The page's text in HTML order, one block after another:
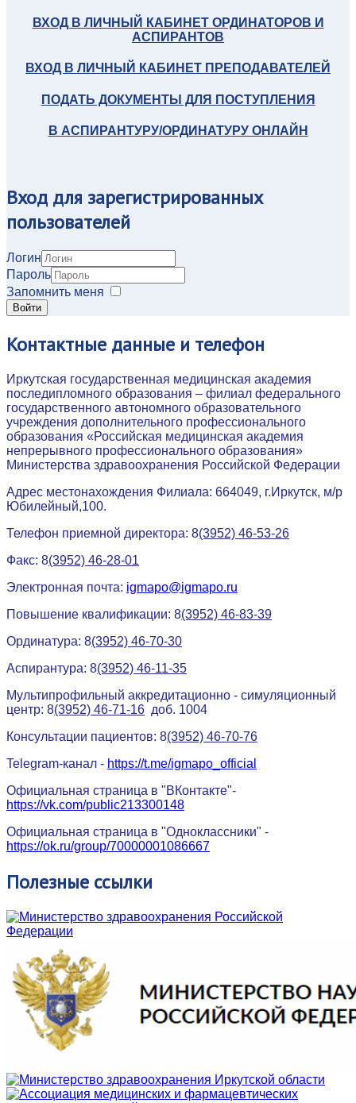
ВХОД В ЛИЧНЫЙ КАБИНЕТ ОРДИНАТОРОВ И
АСПИРАНТОВ
ВХОД В ЛИЧНЫЙ КАБИНЕТ ПРЕПОДАВАТЕЛЕЙ
ПОДАТЬ ДОКУМЕНТЫ ДЛЯ ПОСТУПЛЕНИЯ
В АСПИРАНТУРУ/ОРДИНАТУРУ ОНЛАЙН
Вход для зарегистрированных
пользователей
Логин
Пароль
Запомнить меня
Войти
Контактные данные и телефон
Иркутская государственная медицинская академия
последипломного образования – филиал федерального
государственного автономного образовательного
учреждения дополнительного профессионального
образования «Российская медицинская академия
непрерывного профессионального образования»
Министерства здравоохранения Российской Федерации
Адрес местонахождения Филиала: 664049, г.Иркутск, м/р
Юбилейный,100.
Телефон приемной директора: 8(3952) 46-53-26
Факс: 8(3952) 46-28-01
Электронная почта: igmapo@igmapo.ru
Повышение квалификации: 8(3952) 46-83-39
Ординатура: 8(3952) 46-70-30
Аспирантура: 8(3952) 46-11-35
Мультипрофильный аккредитационно - симуляционный
центр: 8(3952) 46-71-16 доб. 1004
Консультации пациентов: 8(3952) 46-70-76
Telegram-канал - https://t.me/igmapo_official
Официальная страница в "ВКонтакте"-
https://vk.com/public213300148
Официальная страница в "Одноклассники" -
https://ok.ru/group/70000001086667
Полезные ссылки